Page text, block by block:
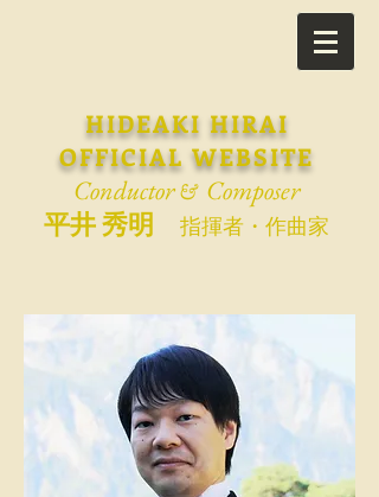
HIDEAKI HIRAI
OFFICIAL WEBSITE
Conductor& Composer
平井 秀明
指揮者・作曲家